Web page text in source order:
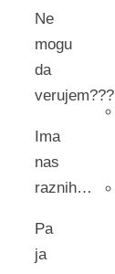
Ne
mogu
da
verujem???
Ima
nas
raznih…
Pa
ja